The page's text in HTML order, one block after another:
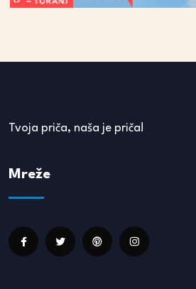
Tvoja priča, naša je priča!
Mreže